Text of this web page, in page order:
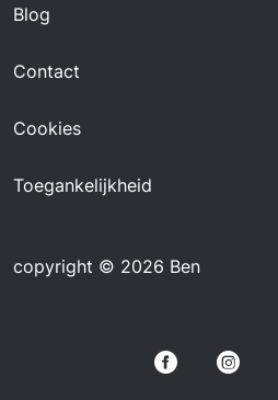
Blog
Contact
Cookies
Toegankelijkheid
copyright © 2026 Ben